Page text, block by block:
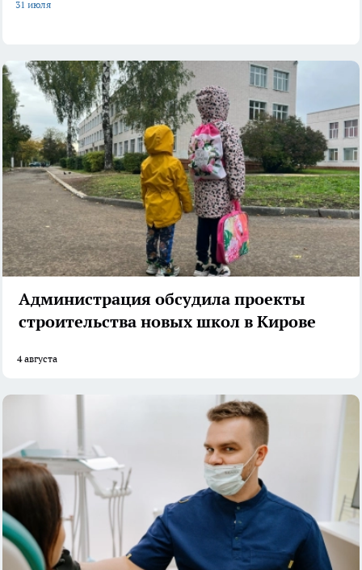
31 июля
Администрация обсудила проекты
строительства новых школ в Кирове
4 августа